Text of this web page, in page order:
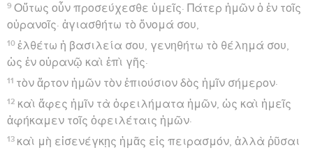
9 Οὕτως οὖν προσεύχεσθε ὑμεῖς· Πάτερ ἡμῶν ὁ ἐν τοῖς
οὐρανοῖς· ἁγιασθήτω τὸ ὄνομά σου,
10 ἐλθέτω ἡ βασιλεία σου, γενηθήτω τὸ θέλημά σου,
ὡς ἐν οὐρανῷ καὶ ἐπὶ γῆς·
11 τὸν ἄρτον ἡμῶν τὸν ἐπιούσιον δὸς ἡμῖν σήμερον·
12 καὶ ἄφες ἡμῖν τὰ ὀφειλήματα ἡμῶν, ὡς καὶ ἡμεῖς
ἀφήκαμεν τοῖς ὀφειλέταις ἡμῶν·
13 καὶ μὴ εἰσενέγκῃς ἡμᾶς εἰς πειρασμόν, ἀλλὰ ῥῦσαι